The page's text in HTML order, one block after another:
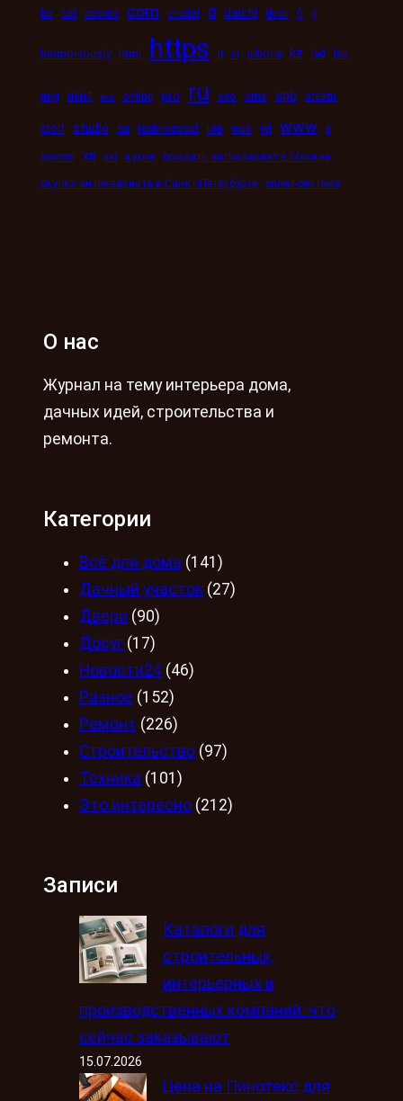
bb car casino com crucial d daichi dveri fi g
harmoniously html https ii iii iphone kz led les
mig mint mir online pro ru seo sms spb steam
stolf studio su technorosst utp was wi www x
xiaomi xn xxi кухни
продать антиквариат в Москве
скупка антиквариата в Санкт-Петербурге сплит-система
О нас
Журнал на тему интерьера дома,
дачных идей, строительства и
ремонта.
Категории
Всё для дома (141)
Дачный участок (27)
Двери (90)
Досуг (17)
Новости24 (46)
Разное (152)
Ремонт (226)
Строительство (97)
Техника (101)
Это интересно (212)
Записи
Каталоги для
строительных,
интерьерных и
производственных компаний: что
сейчас заказывают
15.07.2026
Цена на Пинотекс для